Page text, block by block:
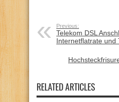
Previous:
Telekom DSL
Internetflatrate und
RELATED ARTICLES